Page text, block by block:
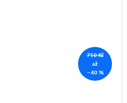
750 Kč
až
–40 %